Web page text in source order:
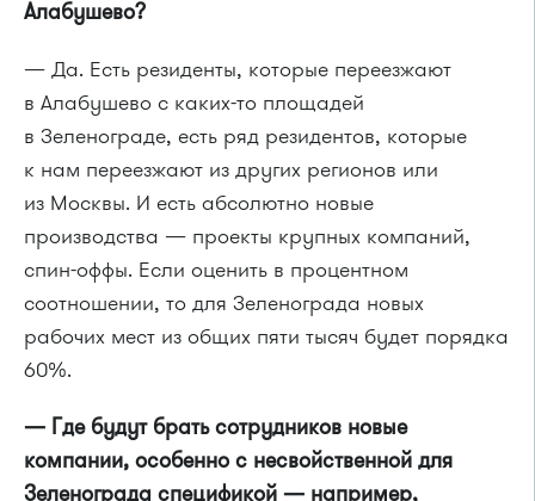
Алабушево?
— Да. Есть резиденты, которые переезжают
в Алабушево с каких-то площадей
в Зеленограде, есть ряд резидентов, которые
к нам переезжают из других регионов или
из Москвы. И есть абсолютно новые
производства — проекты крупных компаний,
спин-оффы. Если оценить в процентном
соотношении, то для Зеленограда новых
рабочих мест из общих пяти тысяч будет порядка
60%.
— Где будут брать сотрудников новые
компании, особенно с несвойственной для
Зеленограда спецификой — например,